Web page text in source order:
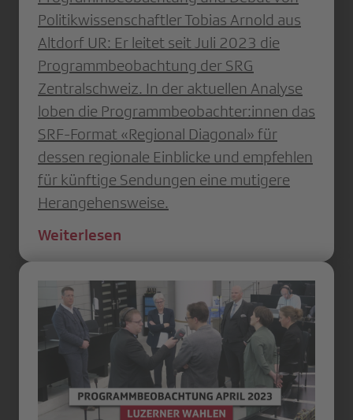
Politikwissenschaftler Tobias Arnold aus
Altdorf UR: Er leitet seit Juli 2023 die
Programmbeobachtung der SRG
Zentralschweiz. In der aktuellen Analyse
loben die Programmbeobachter:innen das
SRF-Format «Regional Diagonal» für
dessen regionale Einblicke und empfehlen
für künftige Sendungen eine mutigere
Herangehensweise.
Weiterlesen